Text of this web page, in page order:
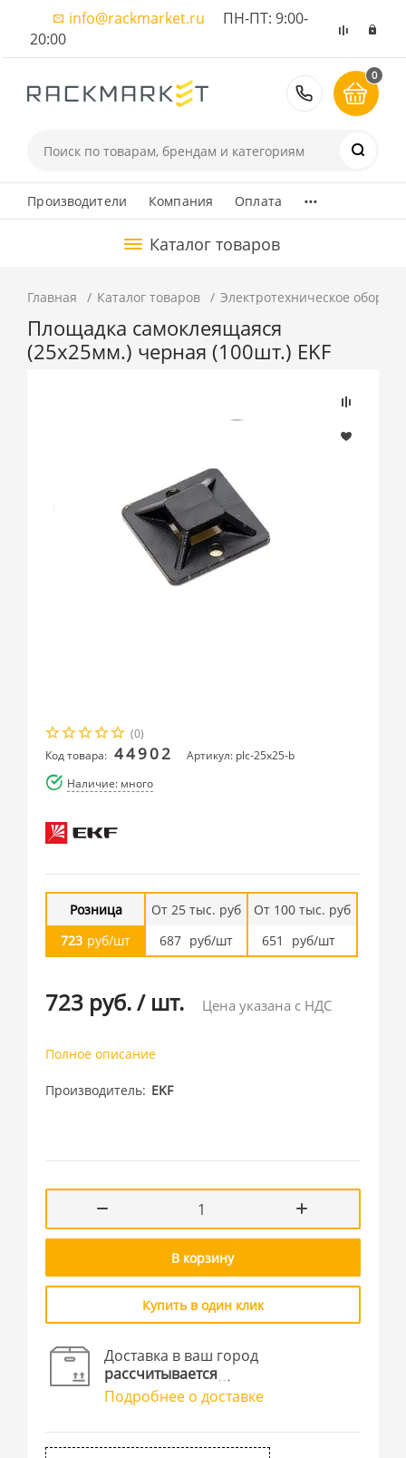
info@rackmarket.ru ПН-ПТ: 9:00-
20:00
8 (495)
0
Производители Компания Оплата ...
Каталог товаров
Главная Каталог товаров Электротехническое
Площадка самоклеящаяся
(25х25мм.) черная (100шт.) EKF
(0)
Код товара: 44902
Артикул: plc-25x25-b
Наличие: много
Розница
723 руб/шт
От 25 тыс. руб
687 руб/шт
От 100 тыс. руб
651
руб/шт
723 руб./ шт. Цена указана с НДС
Полное описание
Производитель EKF
В корзину
Купить в один клик
Доставка в ваш город
рассчитывается
Подробнее о доставке